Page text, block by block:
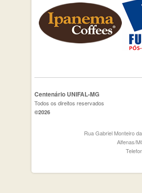
Centenário UNIFAL-MG
Todos os direitos reservados
©2026
Rua Gabriel Monteiro
Alfenas/